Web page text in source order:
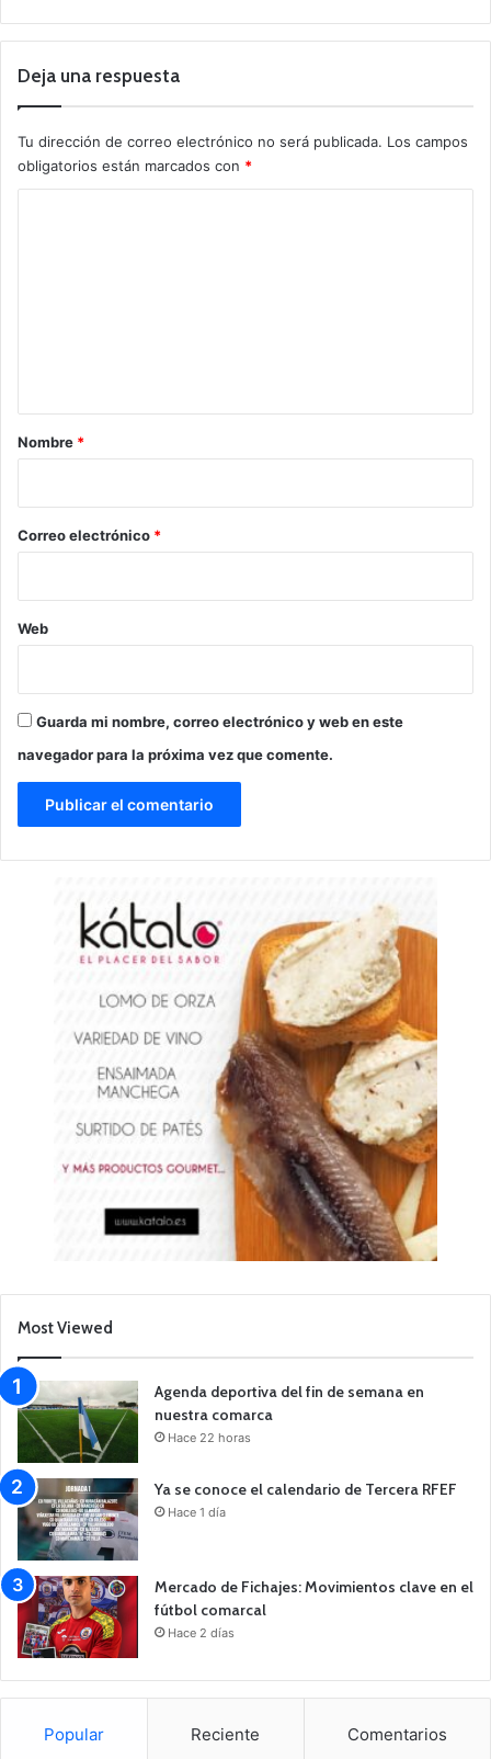
Deja una respuesta
Tu dirección de correo electrónico no será publicada. Los campos
obligatorios están marcados con *
r
*
Nombre *
Correo electrónico *
Web
Guarda mi nombre, correo electrónico y web en este
navegador para la próxima vez que comente.
Most Viewed
Agenda deportiva del fin de semana en
nuestra comarca
Hace 22 horas
Ya se conoce el calendario de Tercera RFEF
Hace 1 día
Mercado de Fichajes: Movimientos clave en el
fútbol comarcal
Hace 2 días
Popular Reciente Comentarios